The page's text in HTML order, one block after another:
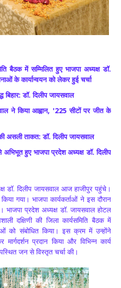
बैठक में सम्मिलित हुए भाजपा अध्यक्ष डॉ.
के कार्यान्वयन को लेकर हुई चर्चा
बिहार: डॉ. दिलीप जायसवाल
ने किया आह्वान, '225 सीटों पर जीत के
असली ताकत: डॉ. दिलीप जायसवाल
हुए भाजपा प्रदेश अध्यक्ष डॉ. दिलीप
डॉ. दिलीप जायसवाल आज हाजीपुर पहुंचे।
गया। भाजपा कार्यकर्ताओं ने इस दौरान
भाजपा प्रदेश अध्यक्ष डॉ. जायसवाल होटल
दक्षिणी की जिला कार्यसमिति बैठक में
को संबोधित किया। इस क्रम में उन्होंने
प्रदान किया और विभिन्न कार्य
जन से विस्तृत चर्चा की।